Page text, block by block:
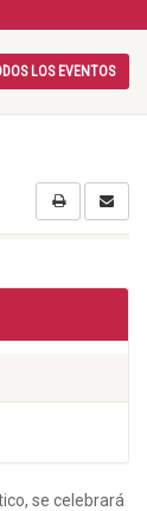
LOS EVENTOS
se celebrará